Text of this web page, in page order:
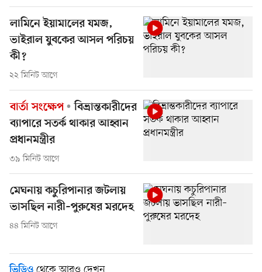
লামিনে ইয়ামালের যমজ,
ভাইরাল যুবকের আসল পরিচয়
কী?
২২ মিনিট আগে
বার্তা সংক্ষেপ
বিভ্রান্তকারীদের
ব্যাপারে সতর্ক থাকার আহ্বান
প্রধানমন্ত্রীর
৩৯ মিনিট আগে
মেঘনায় কচুরিপানার জটলায়
ভাসছিল নারী–পুরুষের মরদেহ
৪৪ মিনিট আগে